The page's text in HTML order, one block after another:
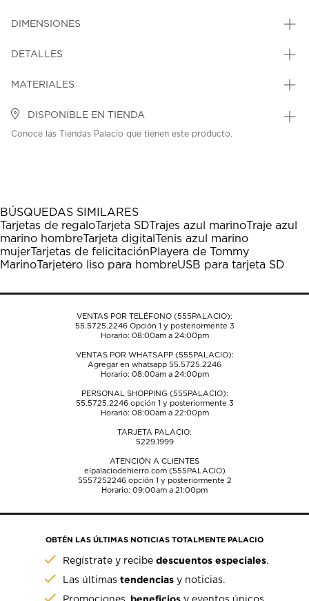
DIMENSIONES
DETALLES
MATERIALES
DISPONIBLE EN TIENDA
Conoce las Tiendas Palacio que tienen este producto.
BÚSQUEDAS SIMILARES
Tarjetas de regaloTarjeta SDTrajes azul marinoTraje azul
marino hombreTarjeta digital Tenis azul marino
mujerTarjetas de felicitaciónPlayera de Tommy
MarinoTarjetero liso para hombreUSB para tarjeta SD
VENTAS POR TELÉFONO (555PALACIO):
55.5725.2246Opción 1 y posteriormente 3
Horario: 08:00am a 24:00pm
VENTAS POR WHATSAPP (555PALACIO):
Agregar en whatsapp 55.5725.2246
Horario: 08:00am a 24:00pm
PERSONAL SHOPPING (555PALACIO):
55.5725.2246opción 1 y posteriormente 3
Horario: 08:00am a 22:00pm
TARJETA PALACIO:
5229.1999
ATENCIÓN A CLIENTES
elpalaciodehierro.com (555PALACIO)
5557252246opción 1 y posteriormente 2
Horario: 09:00am a 21:00pm
OBTÉN LAS ÚLTIMAS NOTICIAS TOTALMENTE PALACIO
Regístrate y recibedescuentos especiales.
Las últimastendencias y noticias.
beneficios